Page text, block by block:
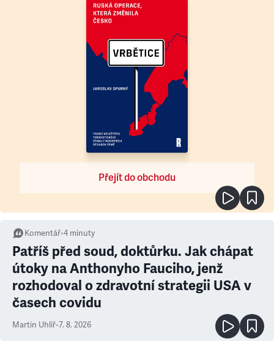
Přejít do obchodu
Komentář•4 minuty
Patříš před soud, doktůrku. Jak chápat
útoky na Anthonyho Fauciho, jenž
rozhodoval o zdravotní strategii USA v
časech covidu
Martin Uhlíř•7. 8. 2026